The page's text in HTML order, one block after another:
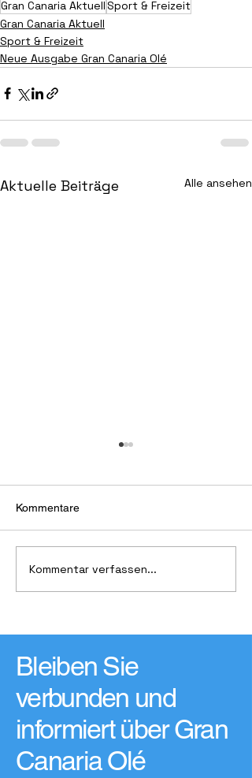
Gran Canaria AktuellSport & Freizeit
Gran Canaria Aktuell
Sport & Freizeit
Neue Ausgabe Gran Canaria Olé
Aktuelle Beiträge Alle ansehen
Lizzlotte Schilling holt
silber
Kommentare
Kommentar verfassen...
Bleiben Sie
verbunden und
informiert über Gran
Canaria Olé